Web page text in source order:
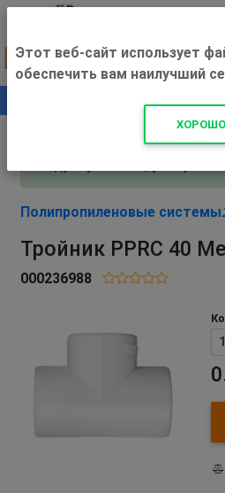
+500
Внимание! С 3 августа
Полипропиленовые системы
Тройник PPRC 40
000236988
Этот веб-сайт использует
обеспечить вам наилучший
ХОРОШО